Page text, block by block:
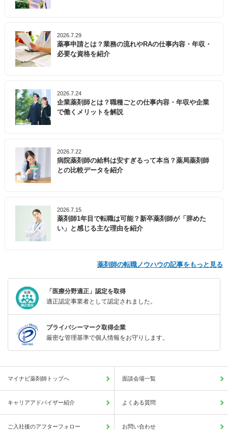
2026.7.29
薬事申請とは？業務の流れやRAの仕事内容・年収・
必要な資格を紹介
2026.7.24
企業薬剤師とは？職種ごとの仕事内容・年収や企業
で働くメリットを解説
2026.7.22
病院薬剤師の給料は安すぎるって本当？薬局薬剤師
との比較データを紹介
2026.7.15
薬剤師1年目で転職は可能？新卒薬剤師が「辞めた
い」と感じる主な理由を紹介
薬剤師の転職ノウハウの記事をもっと見る
「医療分野適正」認定を取得
適正認定事業者として認定されました。
プライバシーマーク取得企業
厳密な管理基準で個人情報をお守りします。
マイナビ薬剤師トップへ 面談会場一覧
キャリアアドバイザー紹介 よくある質問
ご入社後のアフターフォロー お問い合わせ